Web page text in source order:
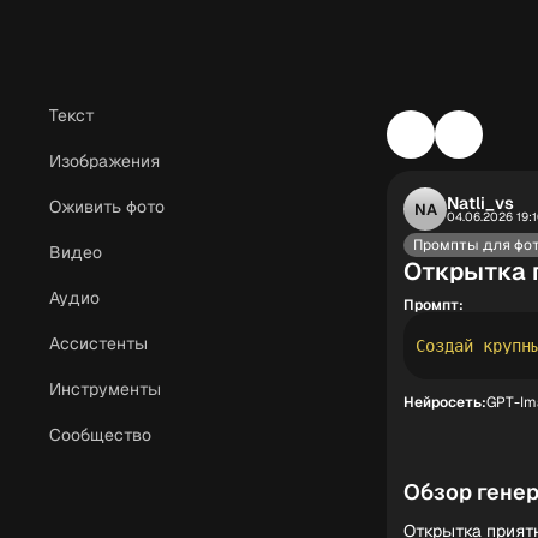
Текст
Изображения
Оживить фото
Видео
Аудио
Ассистенты
Инструменты
Сообщество
NA Natli_vs
04.06.2026
Промпты для
Открытка
Промпт:
Нейросеть:GPT-
Обзор
Открытка